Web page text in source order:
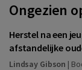
Ongezien
Herstel na een
afstandelijke
Lindsay Gibson |